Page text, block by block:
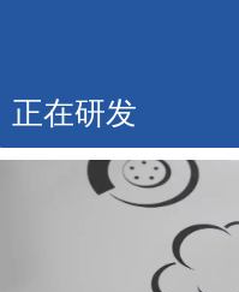
正在研发